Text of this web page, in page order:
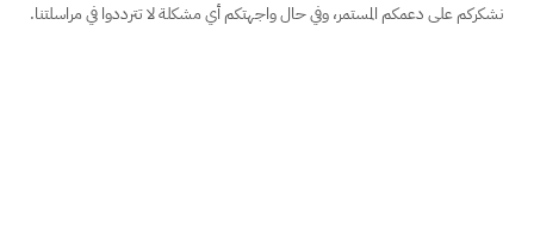
نشكركم على دعمكم المستمر، وفي حال واجهتكم أي مشكلة لا تترددوا في مراسلتنا.